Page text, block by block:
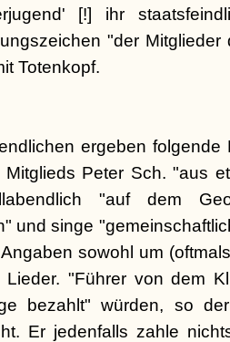
[!] ihr
"der Mitglieder
Totenkopf.
ergeben folgende
Peter Sch. "aus
"auf dem
und singe
sowohl um
"Führer von dem
bezahlt" würden, so
Er jedenfalls zahle